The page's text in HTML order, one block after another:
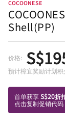
COCOONESE
Shell(PP)
价格:
预计樟宜奖励计划积
首单获享S$20折
点击复制促销代码